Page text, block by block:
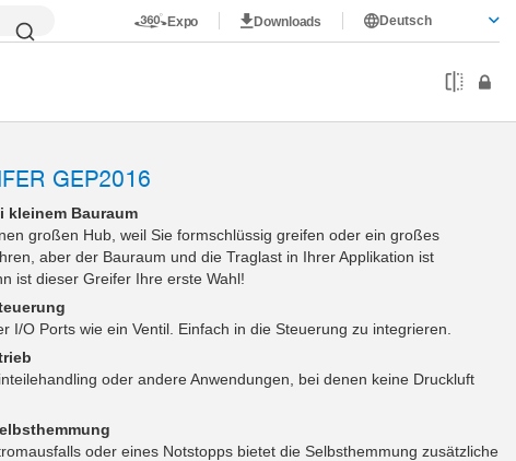
Expo Downloads Deutsch
A
GEP2016
kleinem Bauraum
großen Hub, weil Sie formschlüssig greifen oder ein großes
aber der Bauraum und die Traglast in Ihrer Applikation ist
ist dieser Greifer Ihre erste Wahl!
I/O Ports wie ein Ventil. Einfach in die Steuerung zu integrieren.
oder andere Anwendungen, bei denen keine Druckluft
oder eines Notstopps bietet die Selbsthemmung zusätzliche